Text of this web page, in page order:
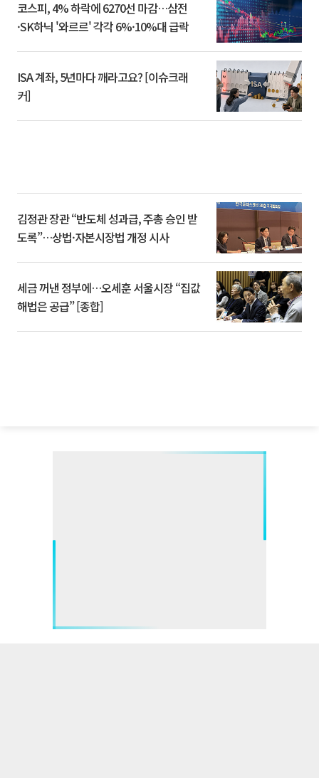
코스피, 4% 하락에 6270선 마감…삼전
·SK하닉 '와르르' 각각 6%·10%대 급락
ISA 계좌, 5년마다 깨라고요? [이슈크래
커]
김정관 장관 “반도체 성과급, 주총 승인 받
도록”…상법·자본시장법 개정 시사
세금 꺼낸 정부에…오세훈 서울시장 “집값
해법은 공급” [종합]